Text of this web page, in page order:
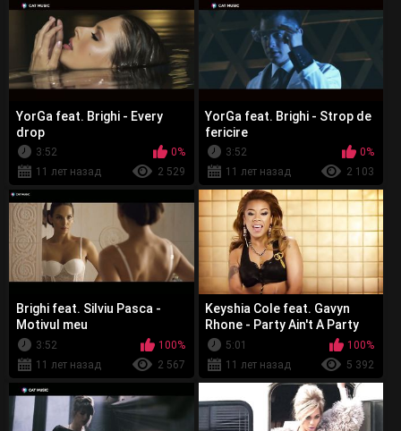
YorGa feat. Brighi - Every
drop
3:52
0%
11 лет назад
2 529
YorGa feat. Brighi - Strop de
fericire
3:52
0%
11 лет назад
2 103
Brighi feat. Silviu Pasca -
Motivul meu
3:52
100%
11 лет назад
2 567
Keyshia Cole feat. Gavyn
Rhone - Party Ain't A Party
5:01
100%
11 лет назад
5 392